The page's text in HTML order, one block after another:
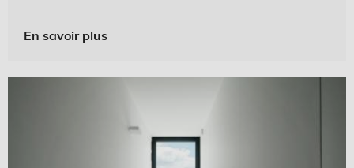
En savoir plus